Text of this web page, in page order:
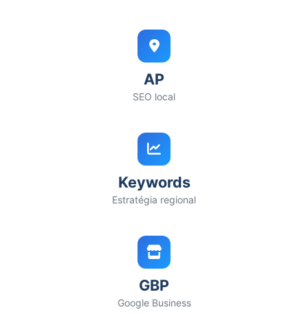
AP
SEO local
Keywords
Estratégia regional
GBP
Google Business